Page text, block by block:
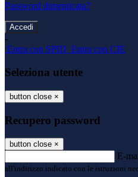
Password dimenticata?
-
Entra con SPID Entra con CIE
Seleziona utente
button close ×
Recupero password
button close ×
E-
all'indirizzo indicato con le istruzioni